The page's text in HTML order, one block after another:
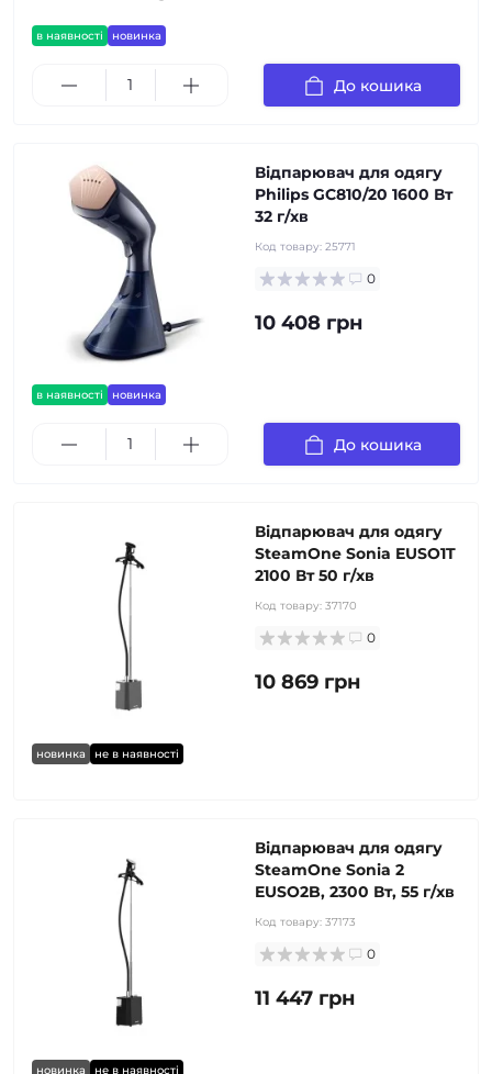
в наявності новинка
До кошика
в наявності новинка
Відпарювач для одягу
Philips GC810/20 1600 Вт
32 г/хв
Код товару: 25771
0
10 408 грн
До кошика
новинка не в наявності
Відпарювач для одягу
SteamOne Sonia EUSO1T
2100 Вт 50 г/хв
Код товару: 37170
0
10 869 грн
новинка не в наявності
Відпарювач для одягу
SteamOne Sonia 2
EUSO2B, 2300 Вт, 55 г/хв
Код товару: 37173
0
11 447 грн